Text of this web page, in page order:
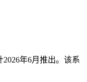
年6月推出。该系